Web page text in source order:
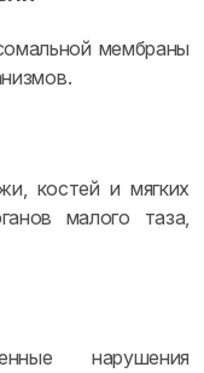
мембраны
костей и мягких
малого таза,
нарушения